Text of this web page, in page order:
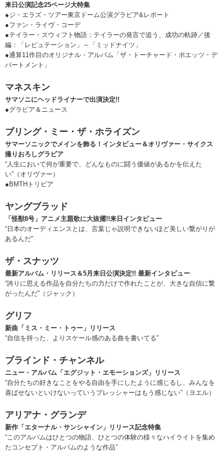
来日公演記念25ページ大特集
●ジ・エラズ・ツアー東京ドーム公演グラビア&レポート
●ファン・ライヴ・コーデ
●テイラー・スウィフト物語：テイラーの発言で追う、成功の軌跡／後
編：「レピュテーション」～「ミッドナイツ」
●通算11作目のオリジナル・アルバム「ザ・トーチャード・ポエッツ・デ
パートメント」
マネスキン
サマソニにヘッドライナーで出演決定!!
●グラビア＆ニュース
ブリング・ミー・ザ・ホライズン
サマーソニックでメインを飾る！インタビュー＆オリヴァー・サイクス
撮りおろしグラビア
“人生において何が重要で、どんなものに闘う価値があるかを伝えた
い”（オリヴァー）
●BMTHトリビア
ヤングブラッド
「怪獣8号」アニメ主題歌に大抜擢!!来日インタビュー
“日本のオーディエンスとは、言葉じゃ説明できないほど美しい繋がりが
あるんだ”
ザ・スナッツ
最新アルバム・リリース＆5月来日公演決定!! 最新インタビュー
“誇りに思える作品を自分たちの力だけで作れたことが、大きな自信に繋
がったんだ”（ジャック）
グリフ
新曲「ミス・ミー・トゥー」リリース
“自信を持った、よりスケール感のある曲を書いてる”
ブラインド・チャンネル
ニュー・アルバム「エグジット・エモーションズ」リリース
“自分たちの好きなことをやる自由を手にしたように感じるし、みんなを
喜ばせないといけないっていうプレッシャーはもう感じない”（ヨエル）
アリアナ・グランデ
新作「エターナル・サンシャイン」リリース記念特集
“このアルバムはひとつの物語、ひとつの体験の様々なハイライトを集め
たコンセプト・アルバムのような作品”